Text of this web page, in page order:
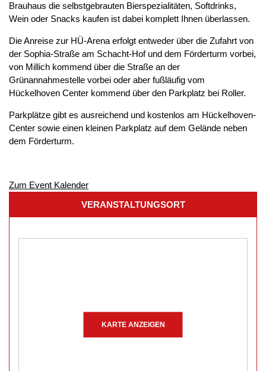
Brauhaus die selbstgebrauten Bierspezialitäten, Softdrinks,
Wein oder Snacks kaufen ist dabei komplett Ihnen überlassen.
Die Anreise zur HÜ-Arena erfolgt entweder über die Zufahrt von
der Sophia-Straße am Schacht-Hof und dem Förderturm vorbei,
von Millich kommend über die Straße an der
Grünannahmestelle vorbei oder aber fußläufig vom
Hückelhoven Center kommend über den Parkplatz bei Roller.
Parkplätze gibt es ausreichend und kostenlos am Hückelhoven-
Center sowie einen kleinen Parkplatz auf dem Gelände neben
dem Förderturm.
Zum Event Kalender
VERANSTALTUNGSORT
KARTE ANZEIGEN